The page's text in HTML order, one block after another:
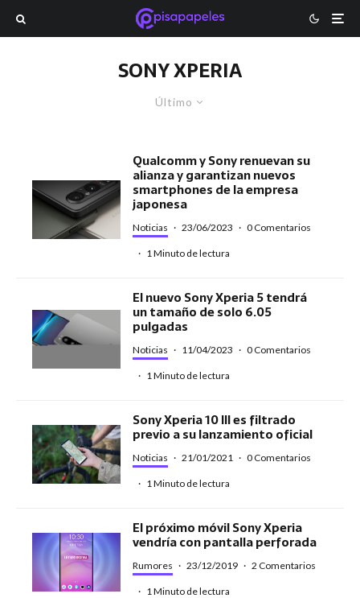
SONY XPERIA
Último
Qualcomm y Sony renuevan su
alianza y garantizan nuevos
smartphones de la empresa
japonesa
Noticias · 23/06/2023 · 0 Comentarios
· 1 Minuto de lectura
El nuevo Sony Xperia 5 tendrá
un tamaño de solo 6.05
pulgadas
Noticias · 11/04/2023 · 0 Comentarios
· 1 Minuto de lectura
Sony Xperia 10 III es filtrado
previo a su lanzamiento oficial
Noticias · 21/01/2021 · 0 Comentarios
· 1 Minuto de lectura
El próximo móvil Sony Xperia
vendría con pantalla perforada
Rumores · 23/12/2019 · 2 Comentarios
· 1 Minuto de lectura